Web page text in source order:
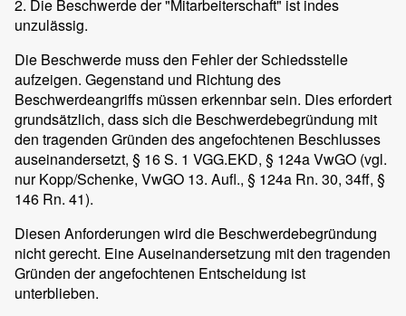
2. Die Beschwerde der "Mitarbeiterschaft" ist indes
unzulässig.
Die Beschwerde muss den Fehler der Schiedsstelle
aufzeigen. Gegenstand und Richtung des
Beschwerdeangriffs müssen erkennbar sein. Dies erfordert
grundsätzlich, dass sich die Beschwerdebegründung mit
den tragenden Gründen des angefochtenen Beschlusses
auseinandersetzt, § 16 S. 1 VGG.EKD, § 124a VwGO (vgl.
nur Kopp/Schenke, VwGO 13. Aufl., § 124a Rn. 30, 34ff, §
146 Rn. 41).
Diesen Anforderungen wird die Beschwerdebegründung
nicht gerecht. Eine Auseinandersetzung mit den tragenden
Gründen der angefochtenen Entscheidung ist
unterblieben.